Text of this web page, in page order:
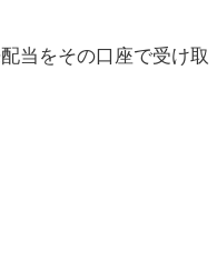
当をその口座で受け取